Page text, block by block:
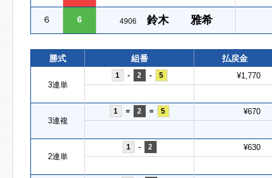
６ 6 4906 鈴木 雅希
勝式 組番 払戻金
3連単
1 - 2 - 5 ¥1,770
3連複
1 = 2 = 5 ¥670
2連単
1 - 2 ¥630